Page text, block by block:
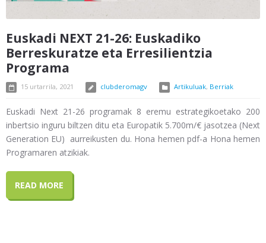
Euskadi NEXT 21-26: Euskadiko
Berreskuratze eta Erresilientzia
Programa
15 urtarrila, 2021 clubderomagv Artikuluak, Berriak
Euskadi Next 21-26 programak 8 eremu estrategikoetako 200
inbertsio inguru biltzen ditu eta Europatik 5.700m/€ jasotzea (Next
Generation EU) aurreikusten du. Hona hemen pdf-a Hona hemen
Programaren atzikiak.
READ MORE